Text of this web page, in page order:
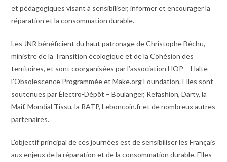
et pédagogiques visant à sensibiliser, informer et encourager la
réparation et la consommation durable.
Les JNR bénéficient du haut patronage de Christophe Béchu,
ministre de la Transition écologique et de la Cohésion des
territoires, et sont coorganisées par l’association HOP – Halte
l’Obsolescence Programmée et Make.org Foundation. Elles sont
soutenues par Électro-Dépôt – Boulanger, Refashion, Darty, la
Maif, Mondial Tissu, la RATP, Leboncoin.fr et de nombreux autres
partenaires.
L’objectif principal de ces journées est de sensibiliser les Français
aux enjeux de la réparation et de la consommation durable. Elles